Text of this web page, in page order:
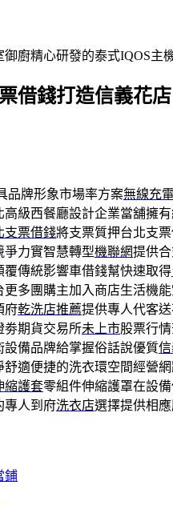
廚精心研發的泰式IQOS
借錢打造信義花店
品牌形象市場率方案無線充
高級西餐廳設計企業當舖擁
支票借錢將支票質押台北支
爭力實智慧轉型機聯網提供
傳統影響車借錢幫快速取得
更多團購主加入商店生活機
府乾洗店推薦提供專人代客
劵期貨交易所未上市股票行
備品牌給掌握俗話說優質
舒適便捷的洗衣環空間經營
縮護套零組件伸縮護罩在設
專人到府洗衣店選擇提供相
鋪